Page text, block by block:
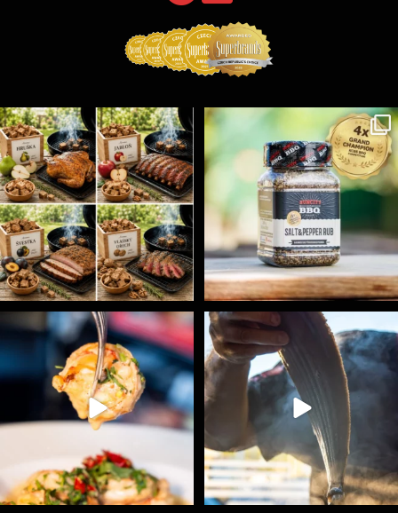
Udící špalíky - BORN TO SMOKE - různé druhy k...
3 0
Koření Suncity – autentická BBQ chuť u vás doma!...
1 0
Spoustu podobných triků, které vám usnadní nejenom...
9 0
Ryba na grilu je opravdu rychlá, a stejně tak...